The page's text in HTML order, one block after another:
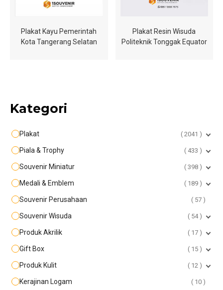
Plakat Kayu Pemerintah
Kota Tangerang Selatan
Plakat Resin Wisuda
Politeknik Tonggak Equator
Kategori
Plakat 2041
Piala & Trophy 433
Souvenir Miniatur 398
Medali & Emblem 189
Souvenir Perusahaan 57
Souvenir Wisuda 54
Produk Akrilik 17
Gift Box 15
Produk Kulit 12
Kerajinan Logam 10